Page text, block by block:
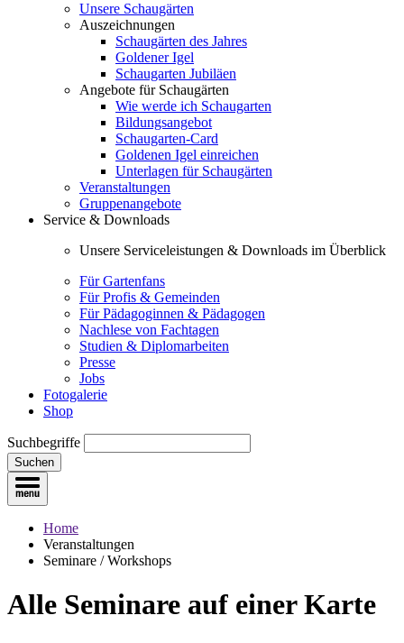
Unsere Schaugärten
Auszeichnungen
Schaugärten des Jahres
Goldener Igel
Schaugarten Jubiläen
Angebote für Schaugärten
Wie werde ich Schaugarten
Bildungsangebot
Schaugarten-Card
Goldenen Igel einreichen
Unterlagen für Schaugärten
Veranstaltungen
Gruppenangebote
Service & Downloads
Unsere Serviceleistungen & Downloads im Überblick
Für Gartenfans
Für Profis & Gemeinden
Für Pädagoginnen & Pädagogen
Nachlese von Fachtagen
Studien & Diplomarbeiten
Presse
Jobs
Fotogalerie
Shop
Suchbegriffe
Suchen
Home
Veranstaltungen
Seminare / Workshops
Alle Seminare auf einer Karte